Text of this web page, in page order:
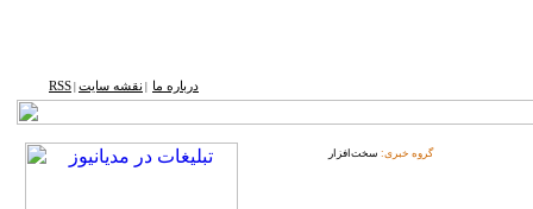
درباره ما نقشه ‌سایت RSS
گروه خبری: سخت‌افزار